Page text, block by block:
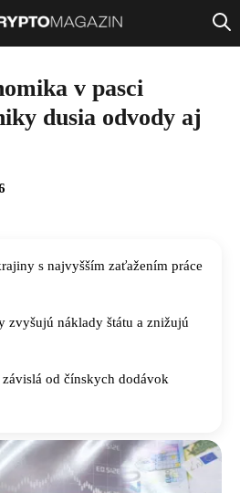
v pasci
dusia odvody aj
s najvyšším zaťažením práce
zvyšujú náklady štátu a znižujú
od čínskych dodávok